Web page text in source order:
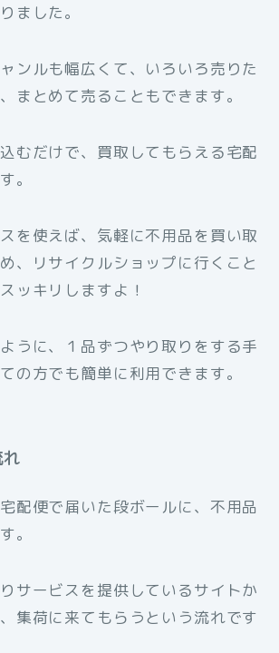
ました。
ンルも幅広くて、いろいろ売りた
まとめて売ることもできます。
むだけで、買取してもらえる宅配
。
を使えば、気軽に不用品を買い取
、リサイクルショップに行くこと
ッキリしますよ！
うに、１品ずつやり取りをする手
の方でも簡単に利用できます。
配便で届いた段ボールに、不用品
。
サービスを提供しているサイトか
集荷に来てもらうという流れです